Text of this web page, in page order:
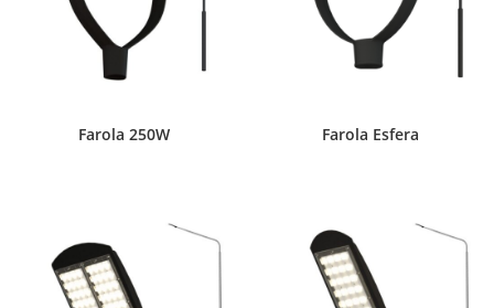
Farola 250W Farola Esfera